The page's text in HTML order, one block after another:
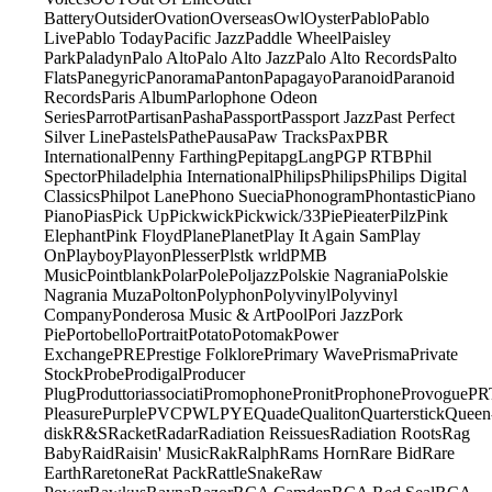
BatteryOutsiderOvationOverseasOwlOysterPabloPablo
LivePablo TodayPacific JazzPaddle WheelPaisley
ParkPaladynPalo AltoPalo Alto JazzPalo Alto RecordsPalto
FlatsPanegyricPanoramaPantonPapagayoParanoidParanoid
RecordsParis AlbumParlophone Odeon
SeriesParrotPartisanPashaPassportPassport JazzPast Perfect
Silver LinePastelsPathePausaPaw TracksPaxPBR
InternationalPenny FarthingPepitapgLangPGP RTBPhil
SpectorPhiladelphia InternationalPhilipsPhilipsPhilips Digital
ClassicsPhilpot LanePhono SueciaPhonogramPhontasticPiano
PianoPiasPick UpPickwickPickwick/33PiePieaterPilzPink
ElephantPink FloydPlanePlanetPlay It Again SamPlay
OnPlayboyPlayonPlesserPlstk wrldPMB
MusicPointblankPolarPolePoljazzPolskie NagraniaPolskie
Nagrania MuzaPoltonPolyphonPolyvinylPolyvinyl
CompanyPonderosa Music & ArtPoolPori JazzPork
PiePortobelloPortraitPotatoPotomakPower
ExchangePREPrestige FolklorePrimary WavePrismaPrivate
StockProbeProdigalProducer
PlugProduttoriassociatiPromophonePronitProphoneProvogue
PleasurePurplePVCPWLPYEQuadeQualitonQuarterstick
diskR&SRacketRadarRadiation ReissuesRadiation RootsRag
BabyRaidRaisin' MusicRakRalphRams HornRare BidRare
EarthRaretoneRat PackRattleSnakeRaw